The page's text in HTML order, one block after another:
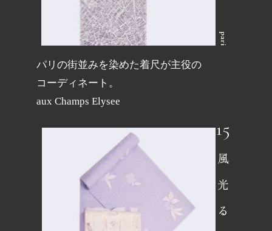
pari
パリの街並みを染めた着尺が主役の
コーディネート。
aux Champs Elysee
風光る